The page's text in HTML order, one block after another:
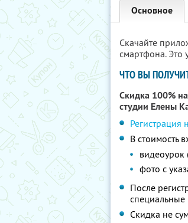
Основное
Скачайте
смартфона. Это
ЧТО ВЫ
Скидка 100%
студии Елены
Регистрация
В стоимость
видеоурок
фото с
После
Скидка не